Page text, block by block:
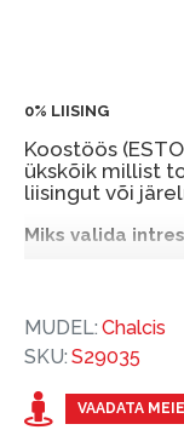
0% LIISING
Koostöös
ükskõik millist
liisingut või
Miks valida
teil
hiljem
ESTO-ga saate
eeliseid ilma
VAADATA
MUDEL: Chalcis
SKU: S29035